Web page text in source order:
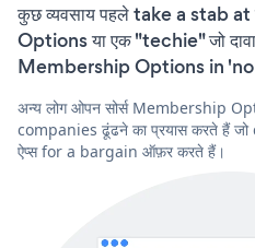
कुछ व्यवसाय पहले take a stab
Options या एक "techie" जो
Membership Options in 'no
अन्य लोग ओपन सोर्स Membership
companies ढूंढने का प्रयास करते हैं
ऐप्स for a bargain ऑफ़र करते हैं।